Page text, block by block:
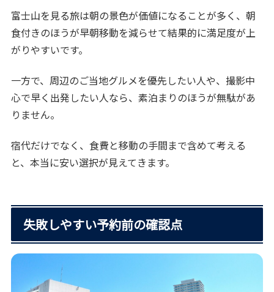
富士山を見る旅は朝の景色が価値になることが多く、朝
食付きのほうが早朝移動を減らせて結果的に満足度が上
がりやすいです。
一方で、周辺のご当地グルメを優先したい人や、撮影中
心で早く出発したい人なら、素泊まりのほうが無駄があ
りません。
宿代だけでなく、食費と移動の手間まで含めて考える
と、本当に安い選択が見えてきます。
失敗しやすい予約前の確認点